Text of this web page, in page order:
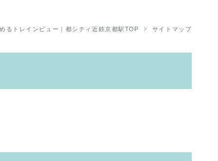
るトレインビュー｜都シティ近鉄京都駅TOP サイトマップ